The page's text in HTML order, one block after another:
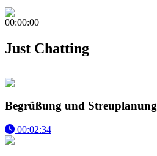
00:00:00
Just Chatting
Begrüßung und Streuplanung
00:02:34